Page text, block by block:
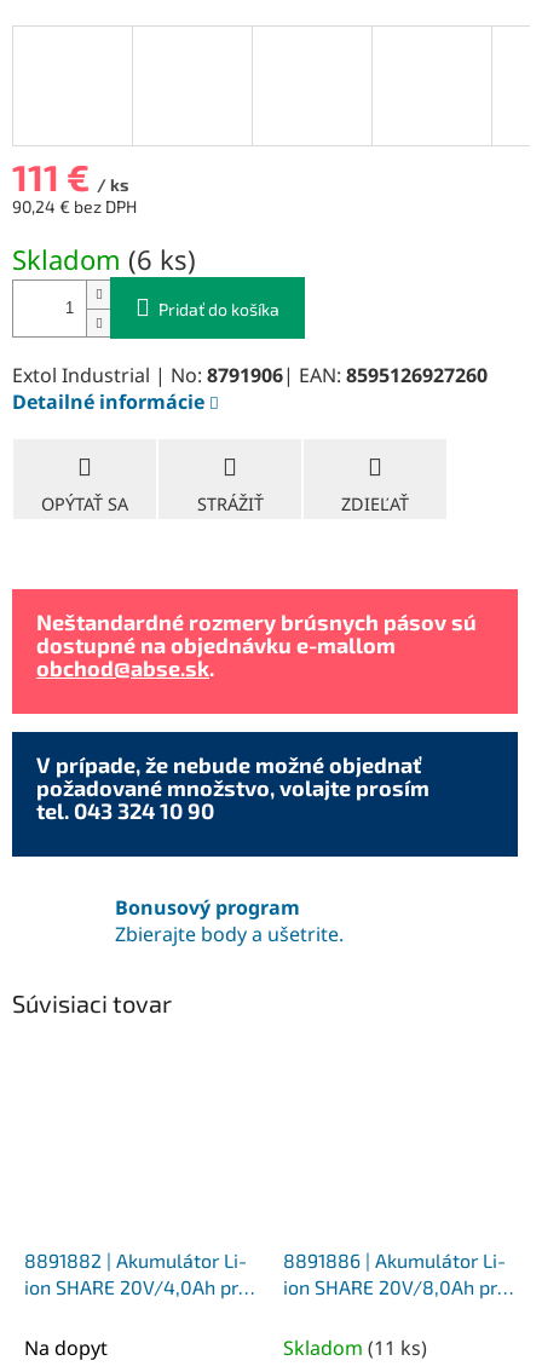
111 € / ks
90,24 € bez DPH
cena:
Skladom (6 ks)
Pridať do košíka
Extol Industrial | No: 8791906| EAN: 8595126927260
Detailné informácie
OPÝTAŤ SA STRÁŽIŤ ZDIEĽAŤ
Neštandardné rozmery brúsnych pásov sú
dostupné na objednávku e-mallom
obchod@abse.sk.
V prípade, že nebude možné objednať
požadované množstvo, volajte prosím
tel. 043 324 10 90
Bonusový program
Zbierajte body a ušetrite.
Súvisiaci tovar
8891882 | Akumulátor Li-
ion SHARE 20V/4,0Ah pre
Na dopyt
8891886 | Akumulátor Li-
ion SHARE 20V/8,0Ah pre
Skladom (11 ks)